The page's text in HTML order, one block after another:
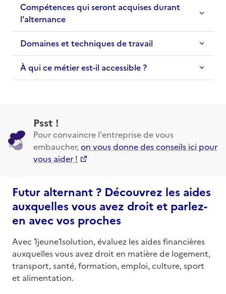
Compétences qui seront acquises durant
l'alternance
Domaines et techniques de travail
À qui ce métier est-il accessible ?
Psst !
Pour convaincre l'entreprise de vous
embaucher,on vous donne des conseils ici pour
vous aider !
Futur alternant ? Découvrez les aides
auxquelles vous avez droit et parlez-
en avec vos proches
Avec 1jeune1solution, évaluez les aides financières
auxquelles vous avez droit en matière de logement,
transport, santé, formation, emploi, culture, sport
et alimentation.